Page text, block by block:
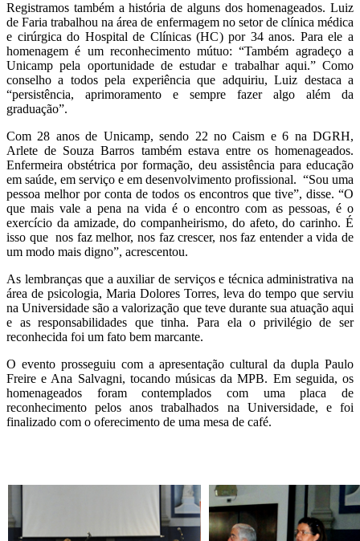
Registramos também a história de alguns dos homenageados. Luiz
de Faria trabalhou na área de enfermagem no setor de clínica médica
e cirúrgica do Hospital de Clínicas (HC) por 34 anos. Para ele a
homenagem é um reconhecimento mútuo: “Também agradeço a
Unicamp pela oportunidade de estudar e trabalhar aqui.” Como
conselho a todos pela experiência que adquiriu, Luiz destaca a
“persistência, aprimoramento e sempre fazer algo além da
graduação”.
Com 28 anos de Unicamp, sendo 22 no Caism e 6 na DGRH,
Arlete de Souza Barros também estava entre os homenageados.
Enfermeira obstétrica por formação, deu assistência para educação
em saúde, em serviço e em desenvolvimento profissional. “Sou uma
pessoa melhor por conta de todos os encontros que tive”, disse. “O
que mais vale a pena na vida é o encontro com as pessoas, é o
exercício da amizade, do companheirismo, do afeto, do carinho. É
isso que nos faz melhor, nos faz crescer, nos faz entender a vida de
um modo mais digno”, acrescentou.
As lembranças que a auxiliar de serviços e técnica administrativa na
área de psicologia, Maria Dolores Torres, leva do tempo que serviu
na Universidade são a valorização que teve durante sua atuação aqui
e as responsabilidades que tinha. Para ela o privilégio de ser
reconhecida foi um fato bem marcante.
O evento prosseguiu com a apresentação cultural da dupla Paulo
Freire e Ana Salvagni, tocando músicas da MPB. Em seguida, os
homenageados foram contemplados com uma placa de
reconhecimento pelos anos trabalhados na Universidade, e foi
finalizado com o oferecimento de uma mesa de café.